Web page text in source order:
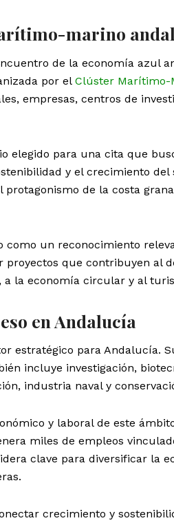
marino
de la economía azul
por el Clúster Marítimo-
empresas, centros de
elegido para una cita que
y el crecimiento
de la costa
como un reconocimiento
que contribuyen al
a la economía circular y al
en Andalucía
estratégico para Andalucía.
incluye investigación,
industria naval y
y laboral de este
miles de empleos
clave para diversificar la
crecimiento y